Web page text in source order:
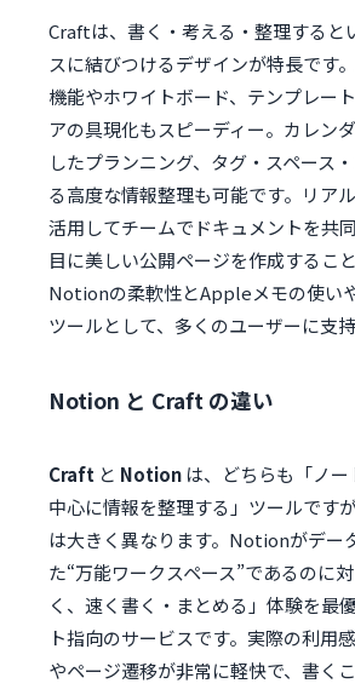
Craftは、書く・考える・整理すると
スに結びつけるデザインが特長です
機能やホワイトボード、テンプレー
アの具現化もスピーディー。カレン
したプランニング、タグ・スペース
る高度な情報整理も可能です。リア
活用してチームでドキュメントを共
目に美しい公開ページを作成すること
Notionの柔軟性とAppleメモの使い
ツールとして、多くのユーザーに支
Notion と Craft の違い
Craft と Notion は、どちらも「ノ
中心に情報を整理する」ツールです
は大きく異なります。Notionがデー
た“万能ワークスペース”であるのに
く、速く書く・まとめる」体験を最
ト指向のサービスです。実際の利用
やページ遷移が非常に軽快で、書く